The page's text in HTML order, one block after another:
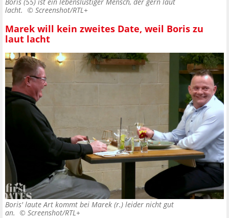
Boris (55) ist ein lebenslustiger Mensch, der gern laut
lacht. © Screenshot/RTL+
Marek will kein zweites Date, weil Boris zu
laut lacht
Boris' laute Art kommt bei Marek (r.) leider nicht gut
an. © Screenshot/RTL+